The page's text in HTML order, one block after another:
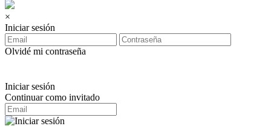
×
Iniciar sesión
Olvidé mi contraseña
Iniciar sesión
Continuar como invitado